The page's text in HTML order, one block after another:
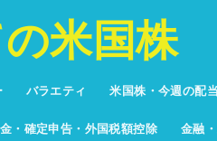
米国株
バラエティ
投資しない人々
プリキュア
バカ系
将棋
ブログ
米国株・今週の配当
・確定申告・外国税額控除 金融